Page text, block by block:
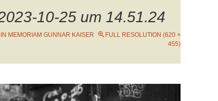
10-25 um 14.51.24
IN MEMORIAM GUNNAR KAISER
FULL RESOLUTION (620 ×
455)